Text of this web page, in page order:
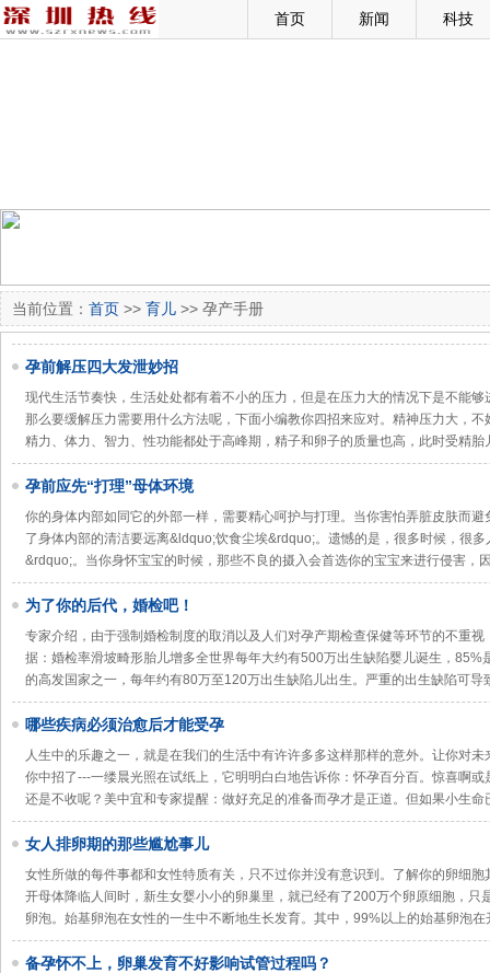
首页 新闻 科技
当前位置： 首页 >> 育儿 >> 孕产手册
孕前解压四大发泄妙招
现代生活节奏快，生活处处都有着不小的压力，但是在压力大的情况下是不能
那么要缓解压力需要用什么方法呢，下面小编教你四招来应对。精神压力大，
精力、体力、智力、性功能都处于高峰期，精子和卵子的质量也高，此时受精胎
孕前应先“打理”母体环境
你的身体内部如同它的外部一样，需要精心呵护与打理。当你害怕弄脏皮肤而
了身体内部的清洁要远离&ldquo;饮食尘埃&rdquo;。遗憾的是，很多时候，很
&rdquo;。当你身怀宝宝的时候，那些不良的摄入会首选你的宝宝来进行侵害，
为了你的后代，婚检吧！
专家介绍，由于强制婚检制度的取消以及人们对孕产期检查保健等环节的不
据：婚检率滑坡畸形胎儿增多全世界每年大约有500万出生缺陷婴儿诞生，85%
的高发国家之一，每年约有80万至120万出生缺陷儿出生。严重的出生缺陷可导
哪些疾病必须治愈后才能受孕
人生中的乐趣之一，就是在我们的生活中有许许多多这样那样的意外。让你对
你中招了---一缕晨光照在试纸上，它明明白白地告诉你：怀孕百分百。惊喜啊
还是不收呢？美中宜和专家提醒：做好充足的准备而孕才是正道。但如果小生命
女人排卵期的那些尴尬事儿
女性所做的每件事都和女性特质有关，只不过你并没有意识到。了解你的卵细
开母体降临人间时，新生女婴小小的卵巢里，就已经有了200万个卵原细胞，只
卵泡。始基卵泡在女性的一生中不断地生长发育。其中，99%以上的始基卵泡
备孕怀不上，卵巢发育不好影响试管过程吗？